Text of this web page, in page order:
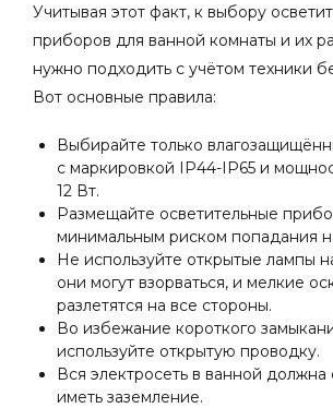
Учитывая этот факт, к выбору
приборов для ванной комнаты и их
нужно подходить с учётом техники
Вот основные правила:
Выбирайте только
с маркировкой IP44-IP65 и
12 Вт.
Размещайте осветительные
минимальным риском попадания
Не используйте открытые лампы
они могут взорваться, и мелкие
разлетятся на все стороны.
Во избежание короткого
используйте открытую проводку.
Вся электросеть в ванной должна
иметь заземление.